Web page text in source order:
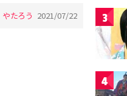
やたろう 2021/07/22 3
4